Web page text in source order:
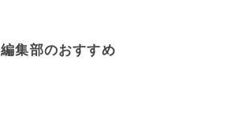
編集部のおすすめ